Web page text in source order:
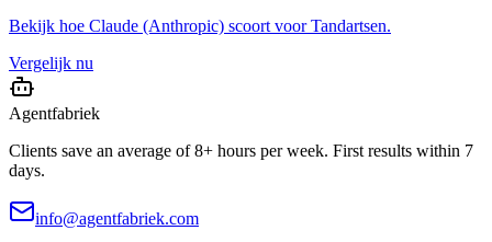
Bekijk hoe Claude (Anthropic) scoort voorTandartsen.
Vergelijk nu
Agentfabriek
Clients save an average of 8+ hours per week. First results within 7
days.
info@agentfabriek.com